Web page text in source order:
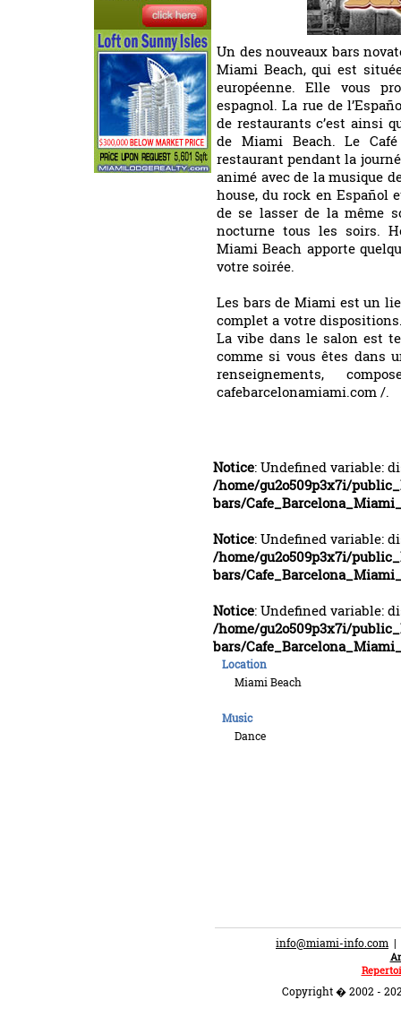
Un des nouveaux bars
Miami Beach, qui est
européenne. Elle vous
espagnol. La rue de
de restaurants c’est ainsi
de Miami Beach. Le
restaurant pendant la
animé avec de la musique
house, du rock en Español
de se lasser de la même
nocturne tous les soirs.
Miami Beach apporte
votre soirée.
Les bars de Miami est un
complet a votre
La vibe dans le salon est
comme si vous êtes dans
renseignements,
cafebarcelonamiami.com /.
Notice: Undefined variable:
/home/gu2o509p3x7i/
bars/
Notice: Undefined variable:
/home/gu2o509p3x7i/
bars/
Notice: Undefined variable:
/home/gu2o509p3x7i/
bars/
Location
Miami Beach
Music
Dance
info@miami-info.com |
Copyright � 2002 -